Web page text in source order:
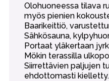
Olohuoneessa tilava
myös pienien
Baarikeittiö,
Sähkösauna,
Portaat yläkertaan
Mökin terassilla
Siirrettävien paljujen
ehdottomasti kielletty.